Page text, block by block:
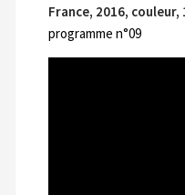
France, 2016, couleur,
programme n°09